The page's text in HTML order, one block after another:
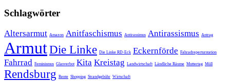
Schlagwörter
Altersarmut Amazon Anitfaschismus Antirassimus Antirassismus Antrag
ArmutDie Linke Die Linke RD-Eck Eckernförde Fahradreperturstation
Fahrrad Feminismus Glasverbot Kita Kreistag Landwirtschaft Ländliche Räume Muttertag Müll
Rendsburg Rente Shopping Strandgebühr Wirtschaft